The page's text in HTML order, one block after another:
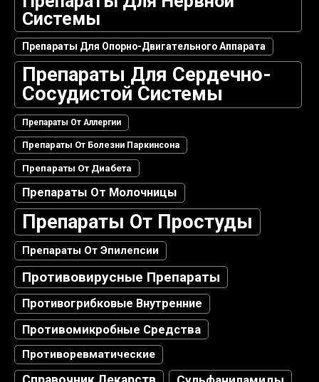
Системы
Препараты Для Опорно-Двигательного Аппарата
Препараты Для Сердечно-
Сосудистой Системы
Препараты От Аллергии
Препараты От Болезни Паркинсона
Препараты От Диабета
Препараты От Молочницы
Препараты От Простуды
Препараты От Эпилепсии
Противовирусные Препараты
Противогрибковые Внутренние
Противомикробные Средства
Противоревматические